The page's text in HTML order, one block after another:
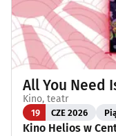
All You Need
Kino, teatr
19 CZE 2026
Kino Helios w